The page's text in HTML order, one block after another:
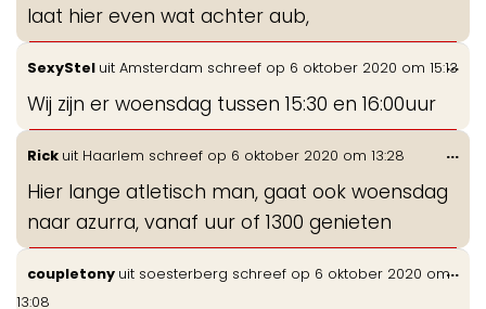
laat hier even wat achter aub,
SexyStel uit Amsterdam schreef op 6 oktober 2020 om 15:13
Wij zijn er woensdag tussen 15:30 en 16:00uur
...
Rick uit Haarlem schreef op 6 oktober 2020 om 13:28
Hier lange atletisch man, gaat ook woensdag
naar azurra, vanaf uur of 1300 genieten
...
coupletony uit soesterberg schreef op 6 oktober 2020 om
13:08
...